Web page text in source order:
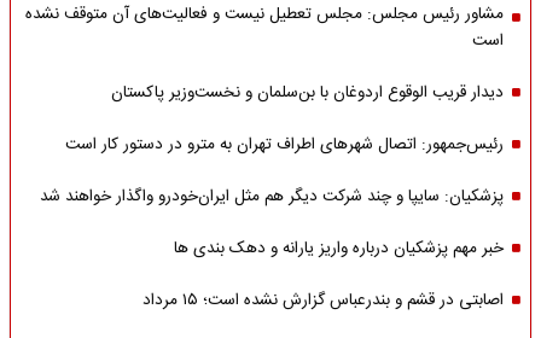
مشاور رئیس مجلس: مجلس تعطیل نیست و فعالیت‌های آن متوقف نشده
است
دیدار قریب الوقوع اردوغان با بن‌سلمان و نخست‌وزیر پاکستان
رئیس‌جمهور: اتصال شهرهای اطراف تهران به مترو در دستور کار است
پزشکیان: سایپا و چند شرکت دیگر هم مثل ایران‌خودرو واگذار خواهند شد
خبر مهم پزشکیان درباره واریز یارانه و دهک بندی ها
اصابتی در قشم و بندرعباس گزارش نشده است؛ ۱۵ مرداد